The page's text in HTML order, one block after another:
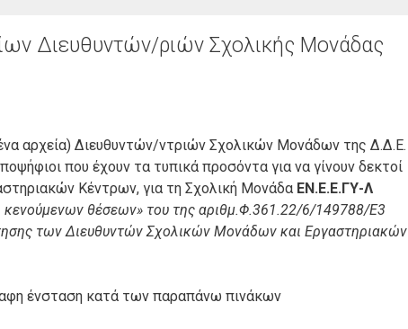
Διευθυντών/ριών Σχολικής Μονάδας
αρχεία) Διευθυντών/ντριών Σχολικών Μονάδων της Δ.Δ.Ε.
που έχουν τα τυπικά προσόντα για να γίνουν δεκτοί
Κέντρων, για τη Σχολική Μονάδα ΕΝ.Ε.Ε.ΓΥ-Λ
θέσεων» του της αριθμ.Φ.361.22/6/149788/Ε3
των Διευθυντών Σχολικών Μονάδων και Εργαστηριακών
ένσταση κατά των παραπάνω πινάκων